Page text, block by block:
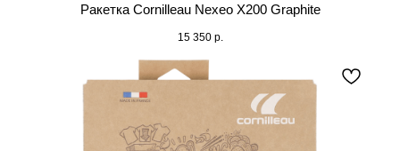
Ракетка Cornilleau Nexeo X200 Graphite
15 350 р.